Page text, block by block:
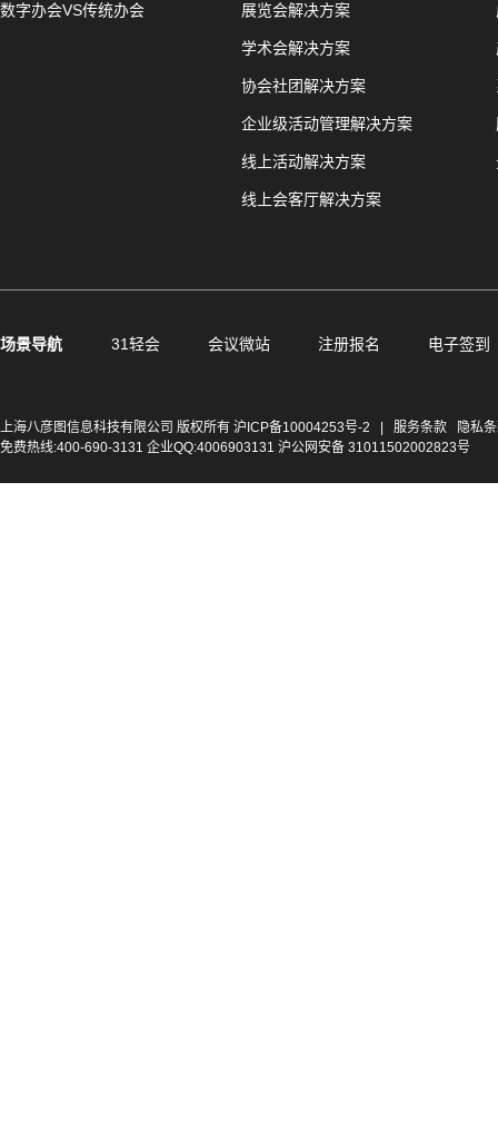
数字办会VS传统办会 展览会解决方案
学术会解决方案
协会社团解决方案
企业级活动管理解决方案
线上活动解决方案
线上会客厅解决方案
场景导航 31轻会 会议微站 注册报名 电子签到
上海八彦图信息科技有限公司 版权所有 沪ICP备10004253号-2 服务条款
隐私
免费热线:400-690-3131 企业QQ:4006903131 沪公网安备 31011502002823号